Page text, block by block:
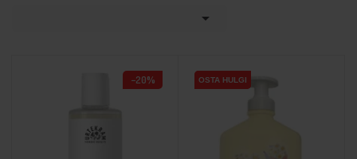

−20% OSTA HULGI
OSTA HULGI